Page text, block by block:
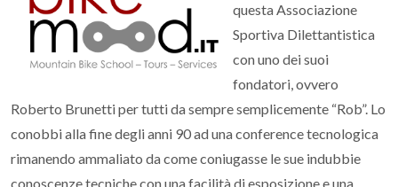
questa Associazione
Sportiva Dilettantistica
con uno dei suoi
fondatori, ovvero
Roberto Brunetti per tutti da sempre semplicemente “Rob”. Lo
conobbi alla fine degli anni 90 ad una conference tecnologica
rimanendo ammaliato da come coniugasse le sue indubbie
conoscenze tecniche con una facilità di esposizione e una